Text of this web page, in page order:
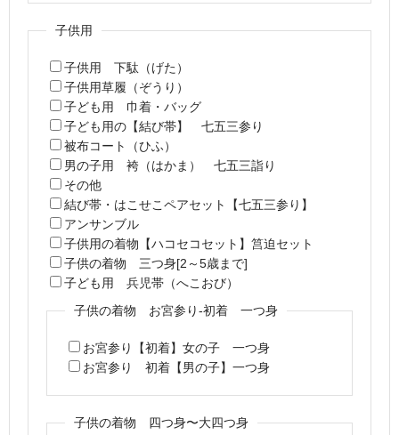
子供用
子供用 下駄（げた）
子供用草履（ぞうり）
子ども用 巾着・バッグ
子ども用の【結び帯】 七五三参り
被布コート（ひふ）
男の子用 袴（はかま） 七五三詣り
その他
結び帯・はこせこペアセット【七五三参り】
アンサンブル
子供用の着物【ハコセコセット】筥迫セット
子供の着物 三つ身[2～5歳まで]
子ども用 兵児帯（へこおび）
子供の着物 お宮参り-初着 一つ身
お宮参り【初着】女の子 一つ身
お宮参り 初着【男の子】一つ身
子供の着物 四つ身〜大四つ身